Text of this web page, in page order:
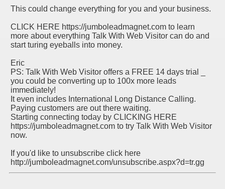
This could change everything for you and your business.
CLICK HERE https://jumboleadmagnet.com to learn
more about everything Talk With Web Visitor can do and
start turing eyeballs into money.
Eric
PS: Talk With Web Visitor offers a FREE 14 days trial _
you could be converting up to 100x more leads
immediately!
It even includes International Long Distance Calling.
Paying customers are out there waiting.
Starting connecting today by CLICKING HERE
https://jumboleadmagnet.com to try Talk With Web Visitor
now.
If you'd like to unsubscribe click here
http://jumboleadmagnet.com/unsubscribe.aspx?d=tr.gg